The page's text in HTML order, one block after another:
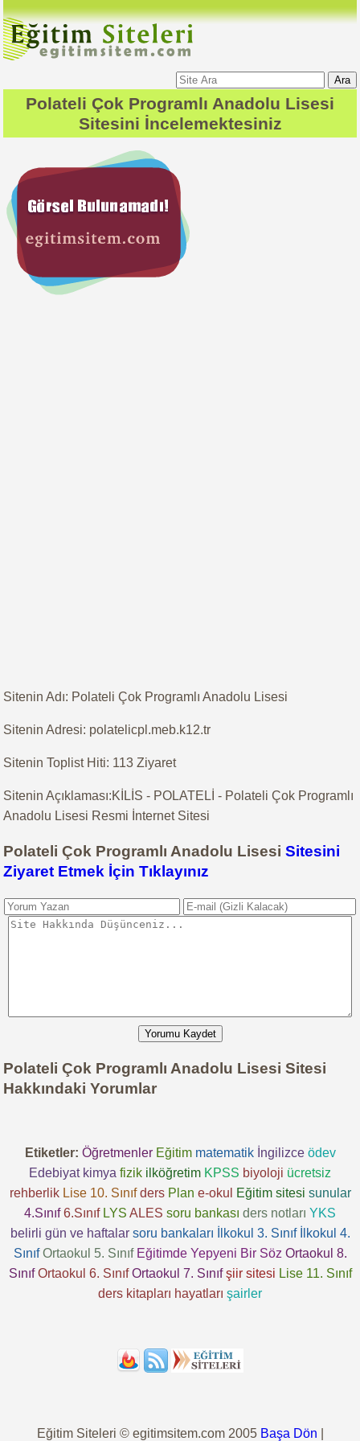
Ara
Polateli Çok Programlı Anadolu Lisesi
Sitesini İncelemektesiniz
Sitenin Adı: Polateli Çok Programlı Anadolu Lisesi
Sitenin Adresi: polatelicpl.meb.k12.tr
Sitenin Toplist Hiti: 113 Ziyaret
Sitenin Açıklaması:KİLİS - POLATELİ - Polateli Çok Programlı
Anadolu Lisesi Resmi İnternet Sitesi
Polateli Çok Programlı Anadolu LisesiSitesini
Ziyaret Etmek İçin Tıklayınız
Yorumu Kaydet
Polateli Çok Programlı Anadolu Lisesi Sitesi
Hakkındaki Yorumlar
Etiketler: Öğretmenler Eğitim matematik İngilizce ödev
Edebiyat kimya fizik ilköğretim KPSS biyoloji ücretsiz
rehberlik Lise 10. Sınıf ders Plan e-okul Eğitim sitesi sunular
4.Sınıf 6.Sınıf LYS ALES soru bankası ders notları YKS
belirli gün ve haftalar soru bankaları İlkokul 3. Sınıf
İlkokul 4.
Sınıf Ortaokul 5. Sınıf Eğitimde Yepyeni Bir Söz Ortaokul 8.
Sınıf Ortaokul 6. Sınıf Ortaokul 7. Sınıf şiir sitesi Lise 11. Sınıf
ders kitapları hayatları şairler
Eğitim Siteleri © egitimsitem.com 2005 Başa Dön